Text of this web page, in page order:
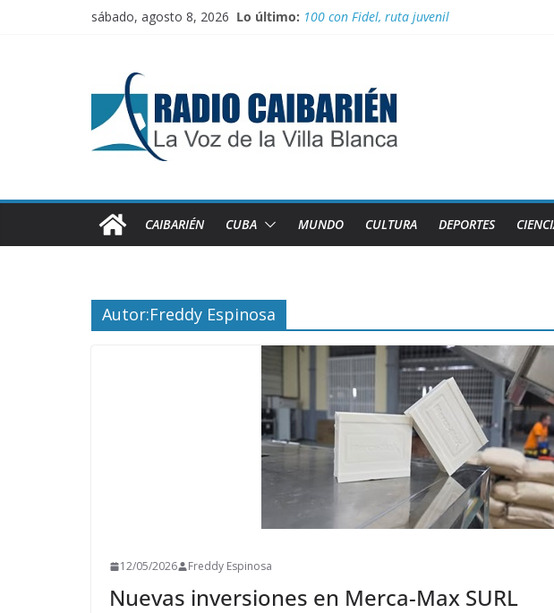
sábado, agosto 8, 2026 Lo último: 100 con Fidel, ruta juvenil
Juegan el torneo Aguascalientes el GM
CAIBARIÉN CUBA MUNDO CULTURA DEPORTES
Autor:Freddy Espinosa
12/05/2026 Freddy Espinosa
Nuevas inversiones en Merca-Max SURL